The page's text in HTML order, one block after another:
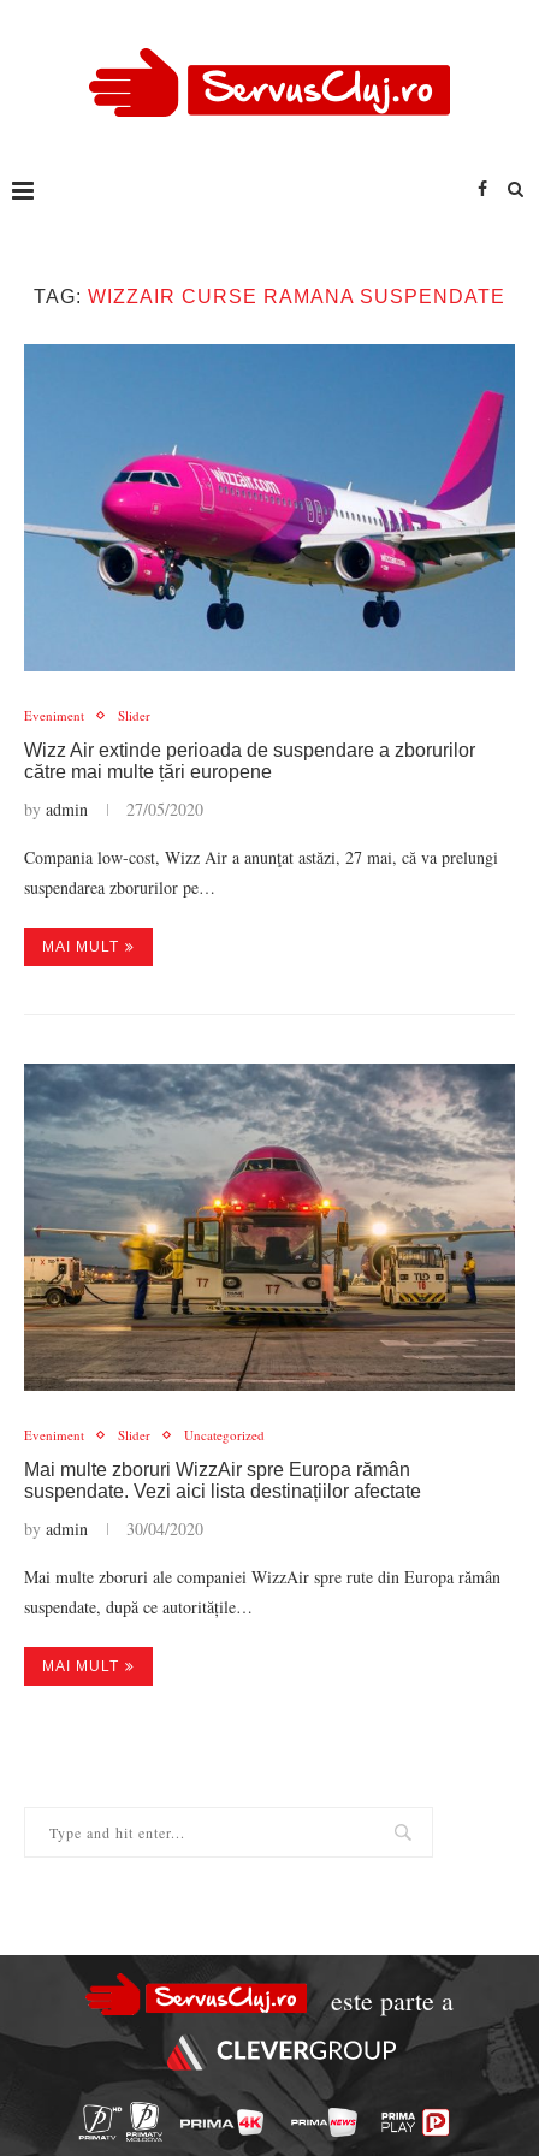
TAG: WIZZAIR CURSE RAMANA SUSPENDATE
Eveniment Slider
Wizz Air extinde perioada de suspendare a zborurilor
către mai multe țări europene
by admin 27/05/2020
Compania low-cost, Wizz Air a anunţat astăzi, 27 mai, că va prelungi
suspendarea zborurilor pe…
MAI MULT
Eveniment Slider Uncategorized
Mai multe zboruri WizzAir spre Europa rămân
suspendate. Vezi aici lista destinațiilor afectate
by admin 30/04/2020
Mai multe zboruri ale companiei WizzAir spre rute din Europa rămân
suspendate, după ce autoritățile…
MAI MULT
este parte a